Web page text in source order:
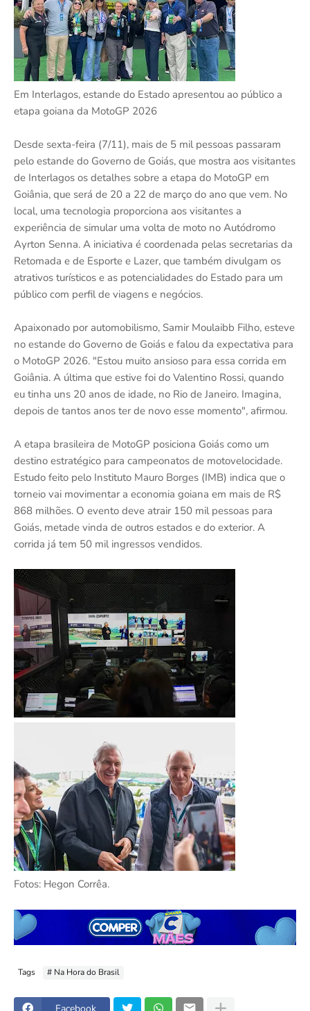
Em Interlagos, estande do Estado apresentou ao público a
etapa goiana da MotoGP 2026
Desde sexta-feira (7/11), mais de 5 mil pessoas passaram
pelo estande do Governo de Goiás, que mostra aos visitantes
de Interlagos os detalhes sobre a etapa do MotoGP em
Goiânia, que será de 20 a 22 de março do ano que vem. No
local, uma tecnologia proporciona aos visitantes a
experiência de simular uma volta de moto no Autódromo
Ayrton Senna. A iniciativa é coordenada pelas secretarias da
Retomada e de Esporte e Lazer, que também divulgam os
atrativos turísticos e as potencialidades do Estado para um
público com perfil de viagens e negócios.
Apaixonado por automobilismo, Samir Moulaibb Filho, esteve
no estande do Governo de Goiás e falou da expectativa para
o MotoGP 2026. "Estou muito ansioso para essa corrida em
Goiânia. A última que estive foi do Valentino Rossi, quando
eu tinha uns 20 anos de idade, no Rio de Janeiro. Imagina,
depois de tantos anos ter de novo esse momento", afirmou.
A etapa brasileira de MotoGP posiciona Goiás como um
destino estratégico para campeonatos de motovelocidade.
Estudo feito pelo Instituto Mauro Borges (IMB) indica que o
torneio vai movimentar a economia goiana em mais de R$
868 milhões. O evento deve atrair 150 mil pessoas para
Goiás, metade vinda de outros estados e do exterior. A
corrida já tem 50 mil ingressos vendidos.
Fotos: Hegon Corrêa.
Tags # Na Hora do Brasil